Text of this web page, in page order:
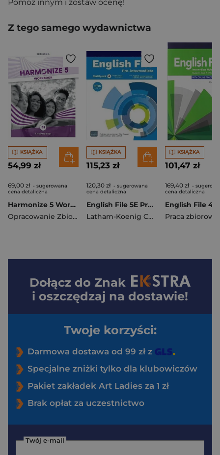
Pomóż innym i zostaw ocenę!
Z tego samego wydawnictwa
KSIĄŻKA
54,99 zł
69,00 zł - sugerowana
cena detaliczna
Harmonize 5 Workbook
Opracowanie Zbiorowe
KSIĄŻKA
115,23 zł
120,30 zł - sugerowana
cena detaliczna
English File 5E Pre-Intermediate Multipack A with with access to Skills Confidence multi-pack A
Latham-Koenig Christina
,Oxenden
KSIĄŻKA
101,47 zł
169,40 zł -
cena detaliczna
Praca zbiorowa
Dołącz do Znak
i oszczędzaj na dostawie!
Twoje korzyści:
Darmowa dostawa od 99 zł z
Specjalne zniżki tylko dla klubowiczów
Pakiet zakładek Art Ladies za 1 zł
Brak opłat za uczestnictwo
Twój e-mail